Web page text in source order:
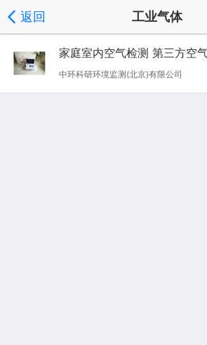
返回 工业气体
家庭室内空气检测 第三方空
中环科研环境监测(北京)有限公司